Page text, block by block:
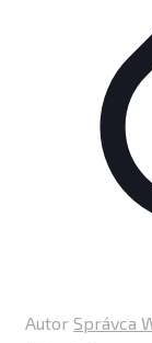
Autor Správca